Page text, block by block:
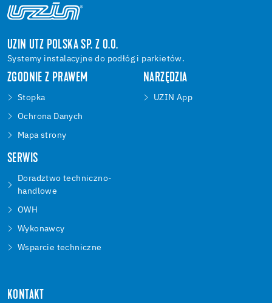
UZIN UTZ POLSKA SP. Z O.O.
Systemy instalacyjne do podłóg i parkietów.
ZGODNIE Z PRAWEM
Stopka
Ochrona Danych
Mapa strony
NARZĘDZIA
UZIN App
SERWIS
Doradztwo techniczno-
handlowe
OWH
Wykonawcy
Wsparcie techniczne
KONTAKT